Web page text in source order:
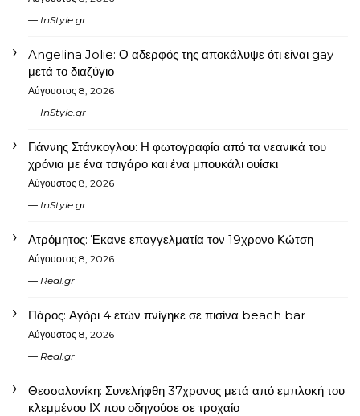
InStyle.gr
Angelina Jolie: Ο αδερφός της αποκάλυψε ότι είναι gay
μετά το διαζύγιο
Αύγουστος 8, 2026
InStyle.gr
Γιάννης Στάνκογλου: Η φωτογραφία από τα νεανικά του
χρόνια με ένα τσιγάρο και ένα μπουκάλι ουίσκι
Αύγουστος 8, 2026
InStyle.gr
Ατρόμητος: Έκανε επαγγελματία τον 19χρονο Κώτση
Αύγουστος 8, 2026
Real.gr
Πάρος: Αγόρι 4 ετών πνίγηκε σε πισίνα beach bar
Αύγουστος 8, 2026
Real.gr
Θεσσαλονίκη: Συνελήφθη 37χρονος μετά από εμπλοκή του
κλεμμένου ΙΧ που οδηγούσε σε τροχαίο